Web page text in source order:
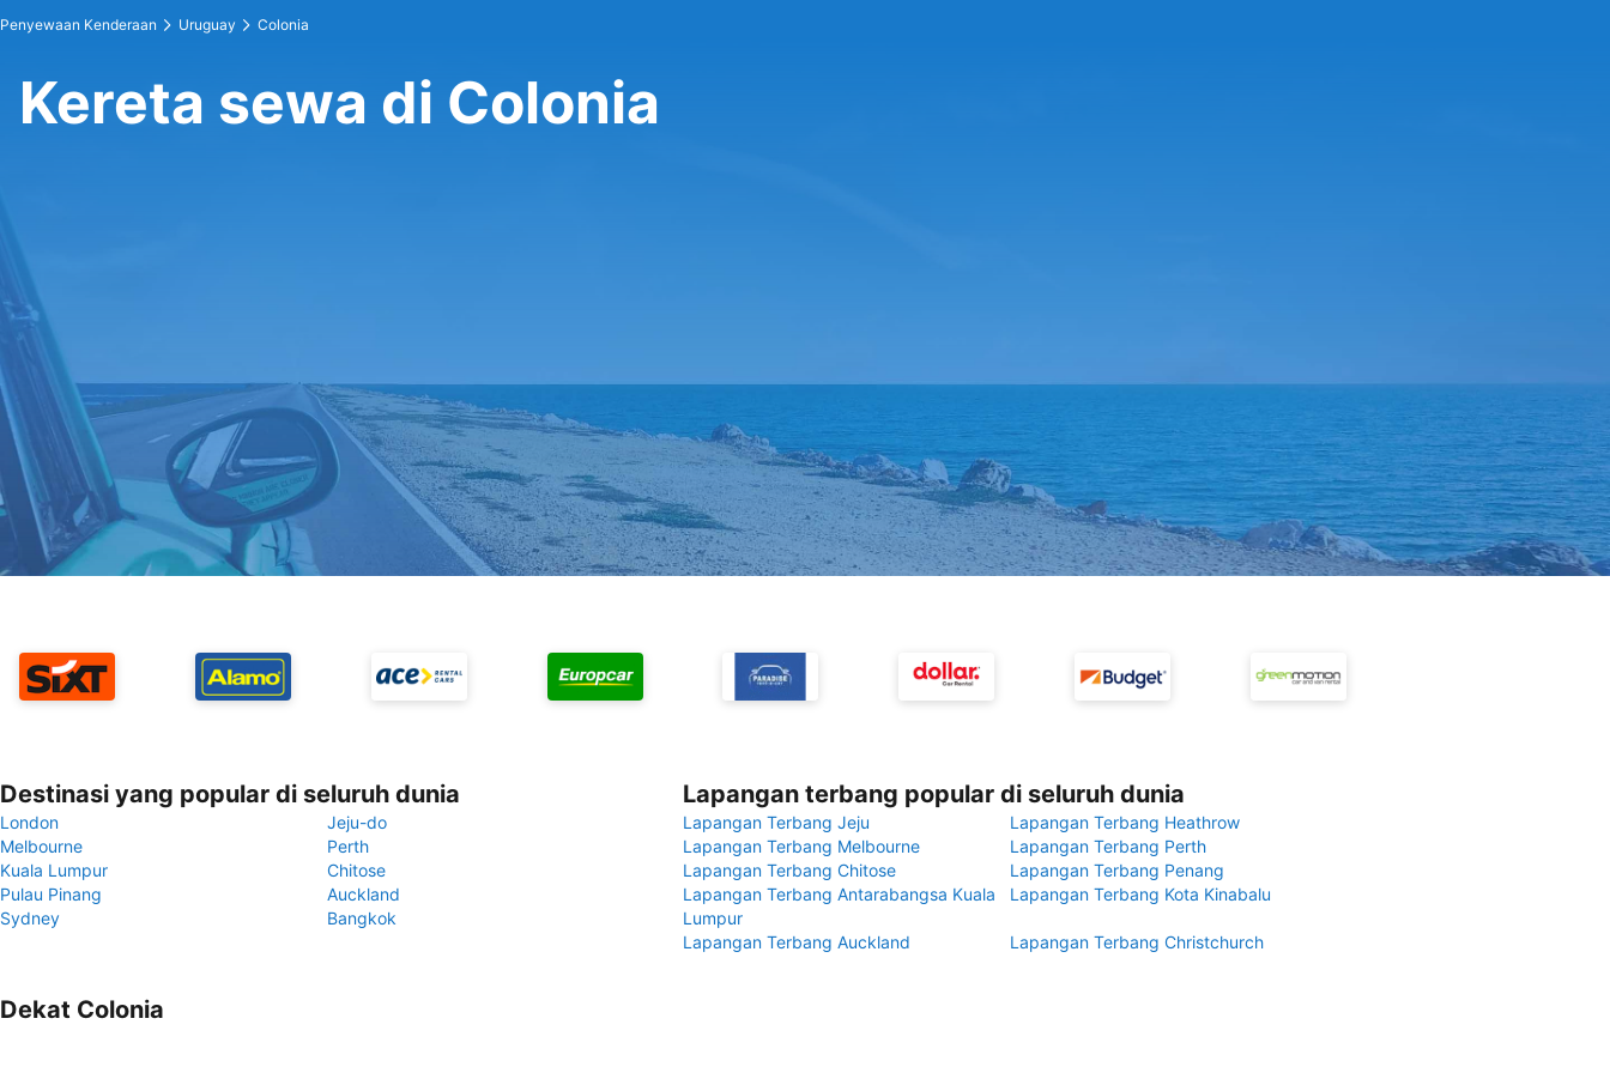
Penyewaan Kenderaan Uruguay Colonia
Kereta sewa di Colonia
Destinasi yang popular di seluruh dunia
London
Jeju-do
Melbourne
Perth
Kuala Lumpur
Chitose
Pulau Pinang
Auckland
Sydney
Bangkok
Lapangan terbang popular di seluruh dunia
Lapangan Terbang Jeju
Lapangan Terbang Heathrow
Lapangan Terbang Melbourne
Lapangan Terbang Perth
Lapangan Terbang Chitose
Lapangan Terbang Penang
Lapangan Terbang Antarabangsa Kuala
Lumpur
Lapangan Terbang Kota Kinabalu
Lapangan Terbang Auckland Lapangan Terbang Christchurch
Dekat Colonia